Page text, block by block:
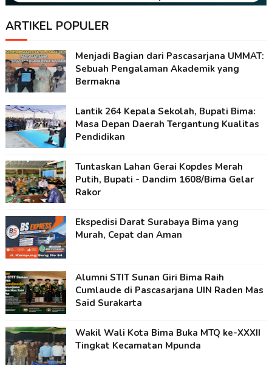
ARTIKEL POPULER
Menjadi Bagian dari Pascasarjana UMMAT:
Sebuah Pengalaman Akademik yang
Bermakna
Lantik 264 Kepala Sekolah, Bupati Bima:
Masa Depan Daerah Tergantung Kualitas
Pendidikan
Tuntaskan Lahan Gerai Kopdes Merah
Putih, Bupati - Dandim 1608/Bima Gelar
Rakor
Ekspedisi Darat Surabaya Bima yang
Murah, Cepat dan Aman
Alumni STIT Sunan Giri Bima Raih
Cumlaude di Pascasarjana UIN Raden Mas
Said Surakarta
Wakil Wali Kota Bima Buka MTQ ke-XXXII
Tingkat Kecamatan Mpunda